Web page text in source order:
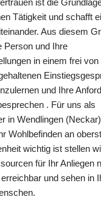
ist die
Tätigkeit und schafft
Aus diesem
Person und Ihre
in einem frei von
und Ihre
. Für uns als
in Wendlingen
Wohlbefinden an
wichtig ist stellen
für Ihr Anliegen
und sehen in